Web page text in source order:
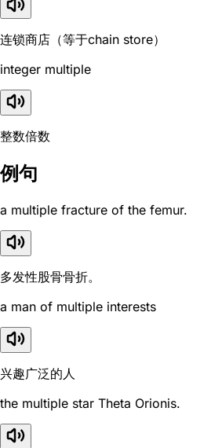
连锁商店（等于chain store）
integer multiple
整数倍数
例句
a multiple fracture of the femur.
多发性股骨骨折。
a man of multiple interests
兴趣广泛的人
the multiple star Theta Orionis.